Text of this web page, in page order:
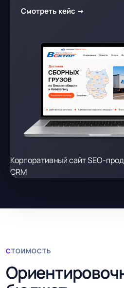
Смотреть кейс →
Корпоративный сайтSEO-
CRM
СТОИМОСТЬ